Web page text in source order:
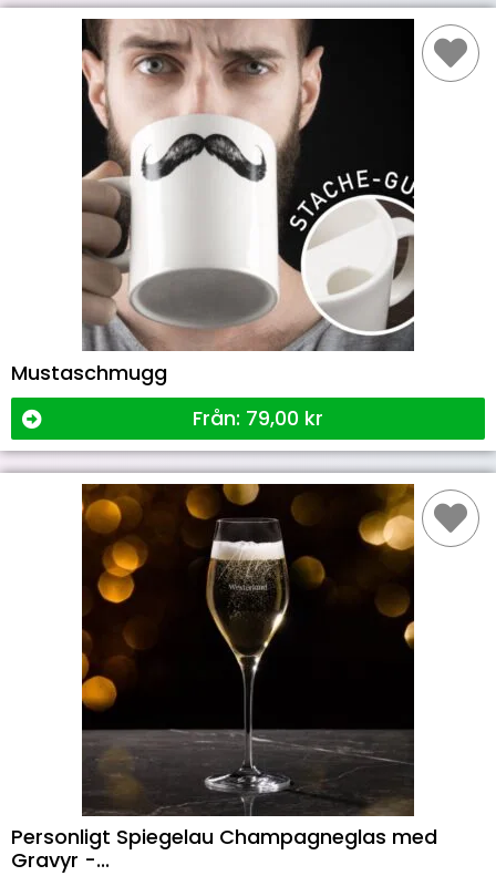
Mustaschmugg
Från: 79,00 kr
Personligt Spiegelau Champagneglas med
Gravyr -...